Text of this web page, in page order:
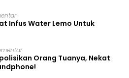
Infus Water Lemo Untuk
Orang Tuanya, Nekat